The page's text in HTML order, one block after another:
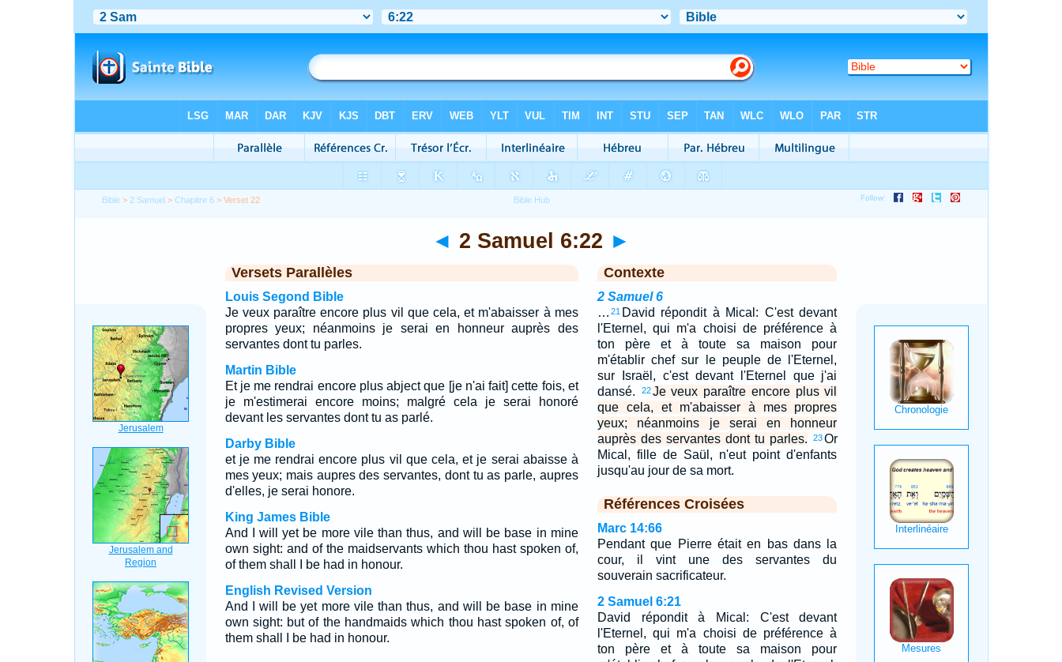
Bible > 2 Samuel >Chapitre 6 > Verset 22
◄ 2 Samuel 6:22 ►
Versets Parallèles
Louis Segond Bible
Je veux paraître encore plus vil que cela, et m'abaisser à mes
propres yeux; néanmoins je serai en honneur auprès des
servantes dont tu parles.
Martin Bible
Et je me rendrai encore plus abject que [je n'ai fait] cette fois, et
je m'estimerai encore moins; malgré cela je serai honoré
devant les servantes dont tu as parlé.
Darby Bible
et je me rendrai encore plus vil que cela, et je serai abaisse à
mes yeux; mais aupres des servantes, dont tu as parle, aupres
d'elles, je serai honore.
King James Bible
And I will yet be more vile than thus, and will be base in mine
own sight: and of the maidservants which thou hast spoken of,
of them shall I be had in honour.
English Revised Version
And I will be yet more vile than thus, and will be base in mine
own sight: but of the handmaids which thou hast spoken of, of
them shall I be had in honour.
Contexte
2 Samuel 6
… 21 David répondit à Mical: C'est devant
l'Eternel, qui m'a choisi de préférence à
ton père et à toute sa maison pour
m'établir chef sur le peuple de l'Eternel,
sur Israël, c'est devant l'Eternel que j'ai
dansé.
22Je veux paraître encore plus vil
que cela, et m'abaisser à mes propres
yeux; néanmoins je serai en honneur
auprès des servantes dont tu parles.
23 Or
Mical, fille de Saül, n'eut point d'enfants
jusqu'au jour de sa mort.
Références Croisées
Marc 14:66
Pendant que Pierre était en bas dans la
cour, il vint une des servantes du
souverain sacrificateur.
2 Samuel 6:21
David répondit à Mical: C'est devant
l'Eternel, qui m'a choisi de préférence à
ton père et à toute sa maison pour